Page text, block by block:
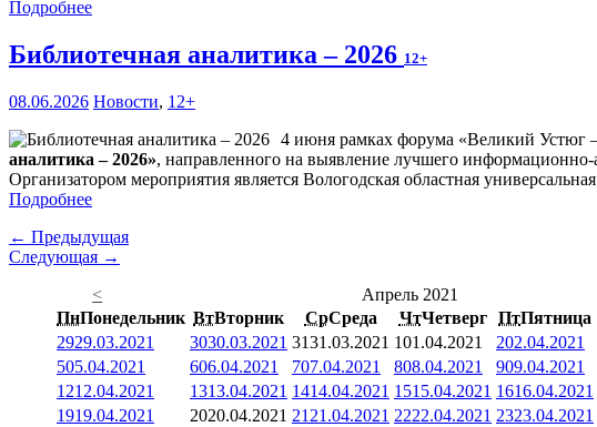
Подробнее
Библиотечная аналитика – 2026 12+
08.06.2026 Новости, 12+
4 июня рамках форума «Великий Устюг
аналитика – 2026», направленного на выявление лучшего информационно-
Организатором мероприятия является Вологодская областная
Подробнее
← Предыдущая
Следующая →
<
Апрель 2021
ПнПонедельник ВтВторник СрСреда ЧтЧетверг ПтПятница
2929.03.2021 3030.03.2021 3131.03.2021 101.04.2021 202.04.2021
505.04.2021 606.04.2021 707.04.2021 808.04.2021 909.04.2021
1212.04.2021 1313.04.2021 1414.04.2021 1515.04.2021 1616.04.2021
1919.04.2021 2020.04.2021 21 21.04.2021 2222.04.2021 2323.04.2021